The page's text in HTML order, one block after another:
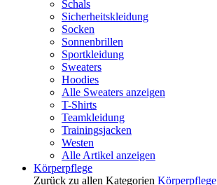
Schals
Sicherheitskleidung
Socken
Sonnenbrillen
Sportkleidung
Sweaters
Hoodies
Alle Sweaters anzeigen
T-Shirts
Teamkleidung
Trainingsjacken
Westen
Alle Artikel anzeigen
Körperpflege
Zurück zu allen Kategorien Körperpflege